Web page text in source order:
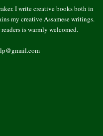
I write creative books both in
my creative Assamese writings.
is warmly welcomed.